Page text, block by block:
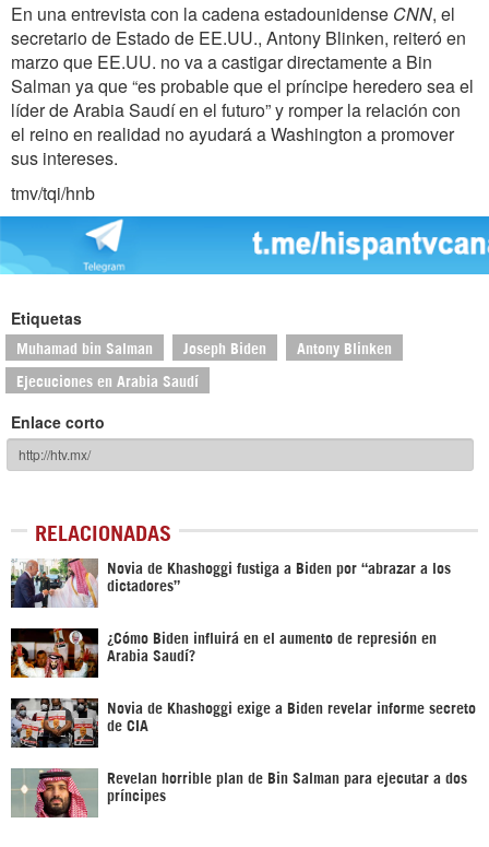
En una entrevista con la cadena estadounidense CNN, el
secretario de Estado de EE.UU., Antony Blinken, reiteró en
marzo que EE.UU. no va a castigar directamente a Bin
Salman ya que “es probable que el príncipe heredero sea el
líder de Arabia Saudí en el futuro” y romper la relación con
el reino en realidad no ayudará a Washington a promover
sus intereses.
tmv/tqi/hnb
Etiquetas
Muhamad bin Salman Joseph Biden Antony Blinken
Ejecuciones en Arabia Saudí
Enlace corto
RELACIONADAS
Novia de Khashoggi fustiga a Biden por “abrazar a los
dictadores”
¿Cómo Biden influirá en el aumento de represión en
Arabia Saudí?
Novia de Khashoggi exige a Biden revelar informe secreto
de CIA
Revelan horrible plan de Bin Salman para ejecutar a dos
príncipes